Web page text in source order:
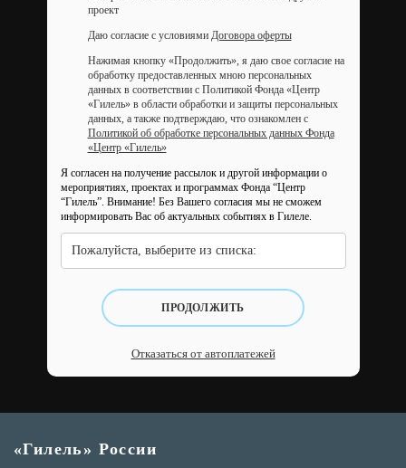
проект
Даю согласие с условиями Договора оферты
Нажимая кнопку «Продолжить», я даю свое согласие на
обработку предоставленных мною персональных
данных в соответствии с Политикой Фонда «Центр
«Гилель» в области обработки и защиты персональных
данных, а также подтверждаю, что ознакомлен с
Политикой об обработке персональных данных Фонда
«Центр «Гилель»
Я согласен на получение рассылок и другой информации о
мероприятиях, проектах и программах Фонда “Центр
“Гилель”. Внимание! Без Вашего согласия мы не сможем
информировать Вас об актуальных событиях в Гилеле.
Пожалуйста, выберите из списка:
ПРОДОЛЖИТЬ
Отказаться от автоплатежей
«Гилель» России